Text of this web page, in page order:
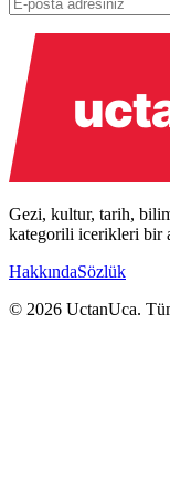
Gezi, kultur, tarih,
kategorili icerikleri bir
HakkındaSözlük
© 2026 UctanUca.